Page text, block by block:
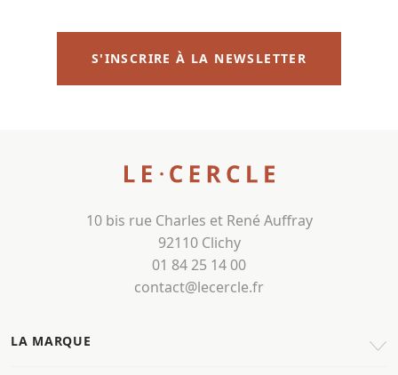
S'INSCRIRE À LA NEWSLETTER
10 bis rue Charles et René Auffray
92110 Clichy
01 84 25 14 00
contact@lecercle.fr
LA MARQUE